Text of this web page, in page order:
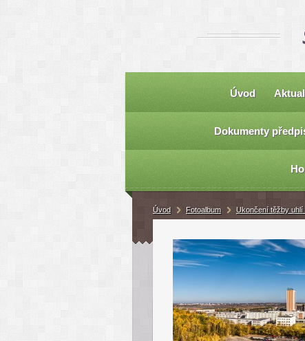
Úvod
Dokumenty
Úvod Fotoalbum Ukončení těžby uhlí